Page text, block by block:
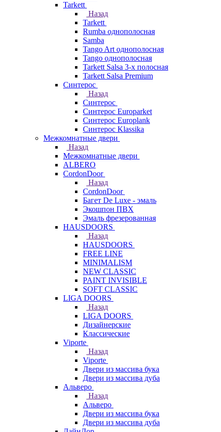
Tarkett
Назад
Tarkett
Rumba однополосная
Samba
Tango Art однополосная
Tango однополосная
Tarkett Salsa 3-х полосная
Tarkett Salsa Premium
Синтерос
Назад
Синтерос
Синтерос Europarket
Синтерос Europlank
Синтерос Klassika
Межкомнатные двери
Назад
Межкомнатные двери
ALBERO
CordonDoor
Назад
CordonDoor
Багет De Luxe - эмаль
Экошпон ПВХ
Эмаль фрезерованная
HAUSDOORS
Назад
HAUSDOORS
FREE LINE
MINIMALISM
NEW CLASSIC
PAINT INVISIBLE
SOFT CLASSIC
LIGA DOORS
Назад
LIGA DOORS
Дизайнерские
Классические
Viporte
Назад
Viporte
Двери из массива бука
Двери из массива дуба
Альверо
Назад
Альверо
Двери из массива бука
Двери из массива дуба